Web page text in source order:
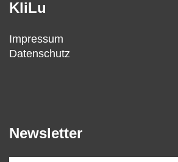
KliLu
Impressum
Datenschutz
Newsletter